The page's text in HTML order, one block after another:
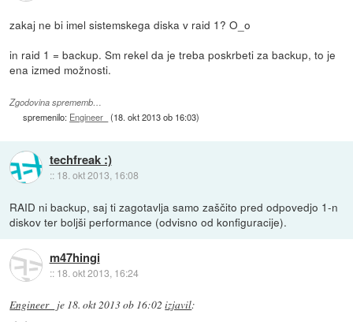
zakaj ne bi imel sistemskega diska v raid 1? O_o
in raid 1 = backup. Sm rekel da je treba poskrbeti za backup, to je
ena izmed možnosti.
Zgodovina sprememb…
spremenilo: Engineer_ (18. okt 2013 ob 16:03)
techfreak :)
:: 18. okt 2013, 16:08
RAID ni backup, saj ti zagotavlja samo zaščito pred odpovedjo 1-n
diskov ter boljši performance (odvisno od konfiguracije).
m47hingi
:: 18. okt 2013, 16:24
Engineer_ je 18. okt 2013 ob 16:02 izjavil: